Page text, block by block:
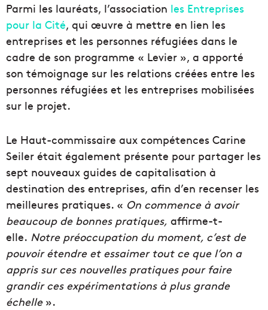
Parmi les lauréats, l’association les Entreprises
pour la Cité, qui œuvre à mettre en lien les
entreprises et les personnes réfugiées dans le
cadre de son programme « Levier », a apporté
son témoignage sur les relations créées entre les
personnes réfugiées et les entreprises mobilisées
sur le projet.
Le Haut-commissaire aux compétences Carine
Seiler était également présente pour partager les
sept nouveaux guides de capitalisation à
destination des entreprises, afin d’en recenser les
meilleures pratiques. « On commence à avoir
beaucoup de bonnes pratiques, affirme-t-
elle. Notre préoccupation du moment, c’est de
pouvoir étendre et essaimer tout ce que l’on a
appris sur ces nouvelles pratiques pour faire
grandir ces expérimentations à plus grande
échelle».